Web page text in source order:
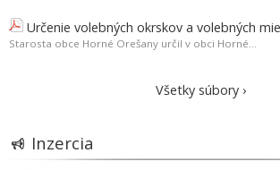
Určenie volebných okrskov a volebných
Starosta obce Horné Orešany určil v obci Horné...
Všetky súbory ›
Inzercia